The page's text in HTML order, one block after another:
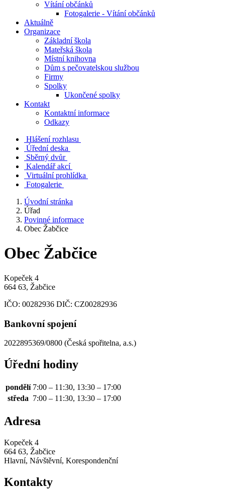
Vítání občánků
Fotogalerie - Vítání občánků
Aktuálně
Organizace
Základní škola
Mateřská škola
Místní knihovna
Dům s pečovatelskou službou
Firmy
Spolky
Ukončené spolky
Kontakt
Kontaktní informace
Odkazy
Hlášení rozhlasu
Úřední deska
Sběrný dvůr
Kalendář akcí
Virtuální prohlídka
Fotogalerie
Úvodní stránka
Úřad
Povinné informace
Obec Žabčice
Obec Žabčice
Kopeček 4
664 63, Žabčice
IČO: 00282936 DIČ: CZ00282936
Bankovní spojení
2022895369/0800 (Česká spořitelna, a.s.)
Úřední hodiny
pondělí 7:00 – 11:30, 13:30 – 17:00
středa 7:00 – 11:30, 13:30 – 17:00
Adresa
Kopeček 4
664 63, Žabčice
Hlavní, Návštěvní, Korespondenční
Kontakty